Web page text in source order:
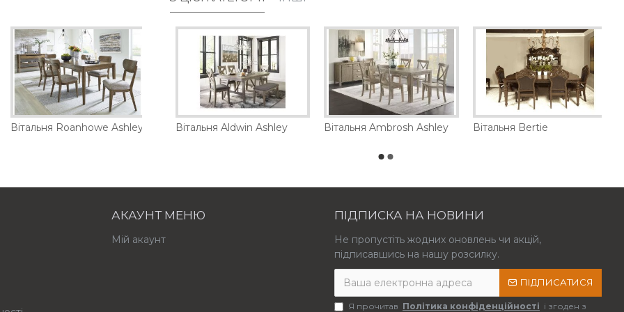
Вітальня Roanhowe Ashley Вітальня Aldwin Ashley Вітальня Ambrosh Ashley Вітальня Bertie
АКАУНТ МЕНЮ
Мій акаунт
ПІДПИСКА НА НОВИНИ
Не пропустіть жодних оновлень чи акцій,
підписавшись на нашу розсилку.
ПІДПИСАТИСЯ
Я прочитав Політика конфіденційності і згоден з